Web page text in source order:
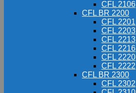
CFL 2106
CFL BR 2200
CFL 2201
CFL 2203
CFL 2213
CFL 2216
CFL 2220
CFL 2222
CFL BR 2300
CFL 2302